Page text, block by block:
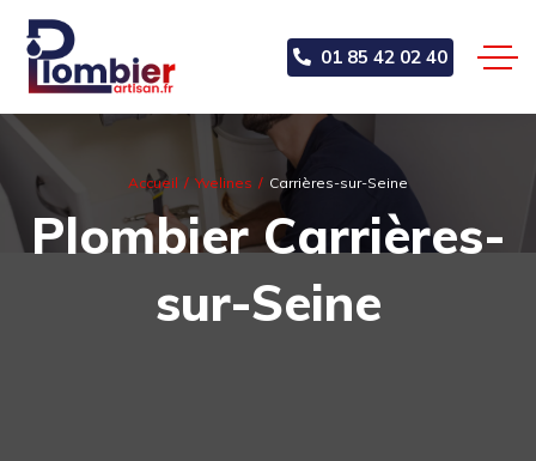
01 85 42 02 40
Accueil Yvelines Carrières-sur-Seine
Plombier Carrières-
sur-Seine